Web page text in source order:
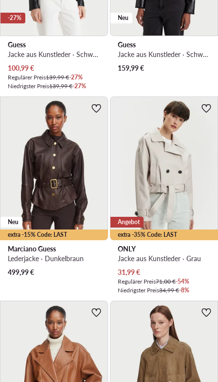
-27%
Guess
Jacke aus Kunstleder · Schwarz
Aktueller Preis
100,99€
Regulärer Preis139,99 €-27%
Niedrigster Preis139,99 €-27%
Neu
Guess
Jacke aus Kunstleder · Schwarz
159,99€
extra -15% Code: LAST
Neu
Marciano Guess
Lederjacke · Dunkelbraun
499,99€
extra -35% Code: LAST
Angebot
ONLY
Jacke aus Kunstleder · Grau
Aktueller Preis
31,99€
Regulärer Preis71,00 €-54%
Niedrigster Preis34,99 €-8%